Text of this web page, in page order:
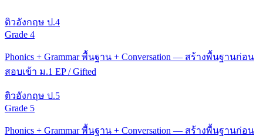
ติวอังกฤษ ป.4
Grade 4
Phonics + Grammar พื้นฐาน + Conversation — สร้างพื้นฐานก่อน
สอบเข้า ม.1 EP / Gifted
ติวอังกฤษ ป.5
Grade 5
Phonics + Grammar พื้นฐาน + Conversation — สร้างพื้นฐานก่อน